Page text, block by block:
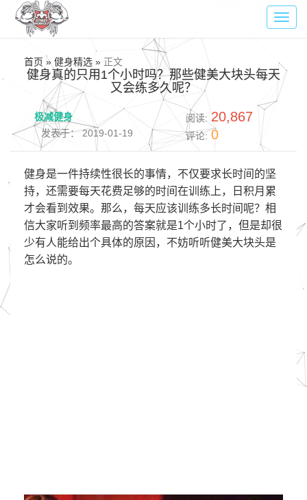
首页 » 健身精选 » 正文
健身真的只用1个小时吗？那些健美大块头每天
又会练多久呢？
极减健身
发表于： 2019-01-19
阅读: 20,867
评论: 0
健身是一件持续性很长的事情，不仅要求长时间的坚
持，还需要每天花费足够的时间在训练上，日积月累
才会看到效果。那么，每天应该训练多长时间呢？相
信大家听到频率最高的答案就是1个小时了，但是却很
少有人能给出个具体的原因，不妨听听健美大块头是
怎么说的。